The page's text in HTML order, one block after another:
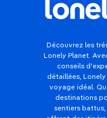
Découvrez les
Lonely Planet.
conseils
détaillées,
voyage idéal.
destinations
sentiers